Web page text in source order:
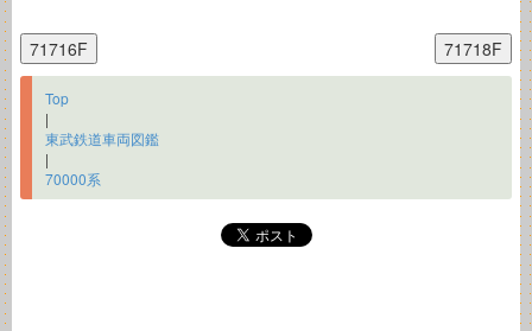
Top
|
東武鉄道車両図鑑
|
70000系